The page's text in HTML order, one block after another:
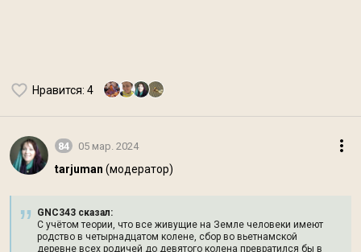
Нравится: 4
84 05 мар. 2024
tarjuman (модератор)
GNC343 сказал:
С учётом теории, что все живущие на Земле человеки имеют
родство в четырнадцатом колене, сбор во вьетнамской
деревне всех родичей до девятого колена превратился бы в